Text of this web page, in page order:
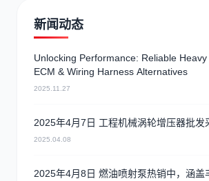
新闻动态
Unlocking Performance: Reliable
ECM & Wiring Harness Alternatives
2025.11.27
2025年4月7日 工程机械涡轮增压器批发
2025.04.08
2025年4月8日 燃油喷射泵热销中，涵盖